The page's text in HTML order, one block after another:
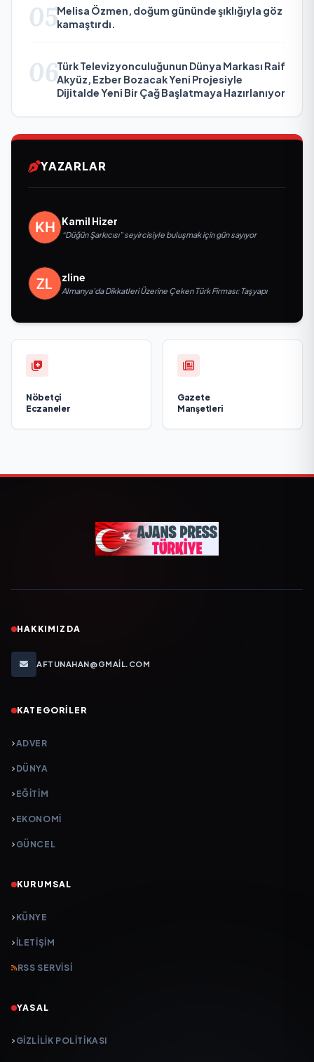
05Melisa Özmen, doğum gününde şıklığıyla göz
kamaştırdı.
06Türk Televizyonculuğunun Dünya Markası Raif
Akyüz, Ezber Bozacak Yeni Projesiyle
Dijitalde Yeni Bir Çağ Başlatmaya Hazırlanıyor
YAZARLAR
Kamil Hizer
“Düğün Şarkıcısı” seyircisiyle buluşmak için gün sayıyor
zline
Almanya’da Dikkatleri Üzerine Çeken Türk Firması: Taşyapı
Nöbetçi
Eczaneler
Gazete
Manşetleri
HAKKIMIZDA
AFTUNAHAN@GMAIL.COM
KATEGORILER
ADVER
DÜNYA
EĞİTİM
EKONOMİ
GÜNCEL
KURUMSAL
KÜNYE
İLETIŞIM
RSS SERVISI
YASAL
GIZLILIK POLITIKASI